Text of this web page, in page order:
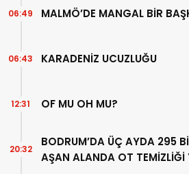
MALMÖ’DE MANGAL BİR
06:49
KARADENİZ UCUZLUĞU
06:43
OF MU OH MU?
12:31
BODRUM’DA ÜÇ AYDA 295
AŞAN ALANDA OT TEMİZLİĞİ
20:32